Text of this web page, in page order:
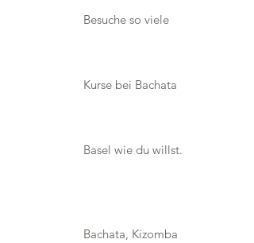
Besuche so viele
Kurse bei Bachata
Basel wie du willst.
Bachata, Kizomba